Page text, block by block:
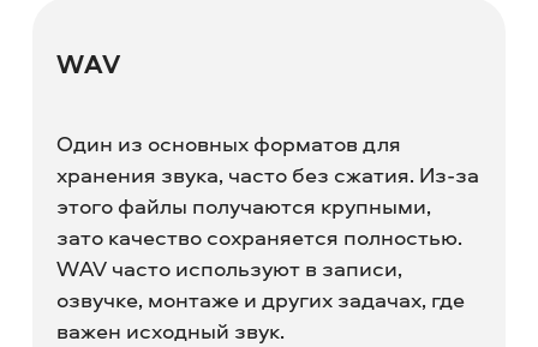
WAV
Один из основных форматов для
хранения звука, часто без сжатия. Из-за
этого файлы получаются крупными,
зато качество сохраняется полностью.
WAV часто используют в записи,
озвучке, монтаже и других задачах, где
важен исходный звук.